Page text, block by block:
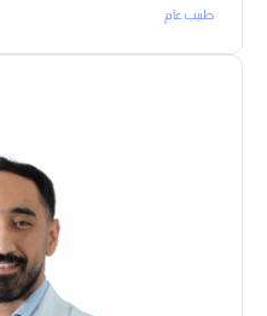
طبيب عام